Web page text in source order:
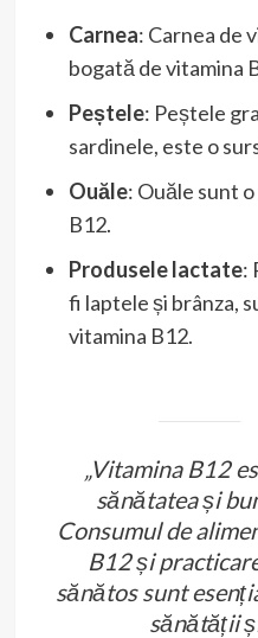
Carnea: Carnea de
bogată de vitamina
Peștele: Peștele
sardinele, este o
Ouăle: Ouăle sunt
B12.
Produsele lactate:
fi laptele și brânza,
vitamina B12.
„Vitamina B12
sănătatea și
Consumul de
B12 și
sănătos sunt
sănătății